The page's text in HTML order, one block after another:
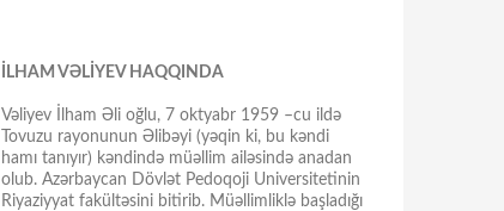
İLHAM VƏLİYEV HAQQINDA
Vəliyev İlham Əli oğlu, 7 oktyabr 1959 –cu ildə
Tovuzu rayonunun Əlibəyi (yəqin ki, bu kəndi
hamı tanıyır) kəndində müəllim ailəsində anadan
olub. Azərbaycan Dövlət Pedoqoji Universitetinin
Riyaziyyat fakültəsini bitirib. Müəllimliklə başladığı